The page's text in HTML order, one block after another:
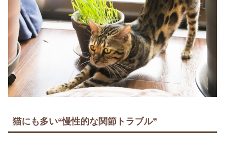
猫にも多い“慢性的な関節トラブル”